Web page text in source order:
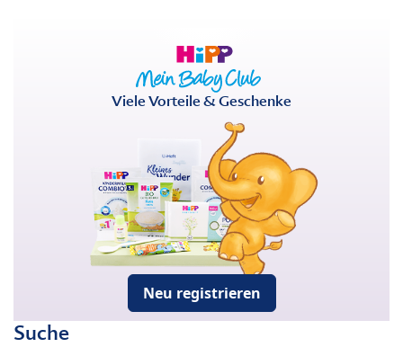
Viele Vorteile & Geschenke
Neu registrieren
Suche